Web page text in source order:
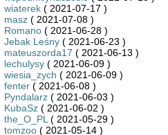
wiaterek( 2021-07-17 )
masz( 2021-07-08 )
Romano( 2021-06-28 )
Jebak Leśny( 2021-06-23 )
mateuszorda17 ( 2021-06-13 )
lechulysy( 2021-06-09 )
wiesia_zych ( 2021-06-09 )
fenter( 2021-06-08 )
Pyndalarz( 2021-06-03 )
KubaSz( 2021-06-02 )
the_O_PL ( 2021-05-29 )
tomzoo( 2021-05-14 )